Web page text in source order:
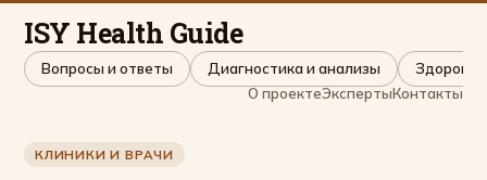
ISY Health Guide
Вопросы и ответы Диагностика и анализы
Здоровье
О проектеЭкспертыКонтакты
КЛИНИКИ И ВРАЧИ